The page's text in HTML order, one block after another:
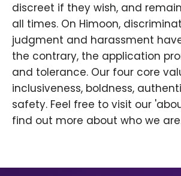
discreet if they wish, and
all times. On Himoon,
judgment and harassment
the contrary, the application
and tolerance. Our four core
inclusiveness, boldness,
safety. Feel free to visit our
find out more about who we